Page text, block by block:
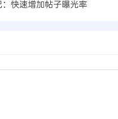
快速增加帖子曝光率